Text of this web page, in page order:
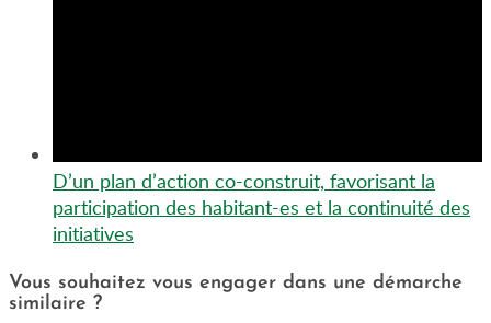
D’un plan d’action co-construit, favorisant la
participation des habitant-es et la continuité des
initiatives
Vous souhaitez vous engager dans une démarche
similaire ?